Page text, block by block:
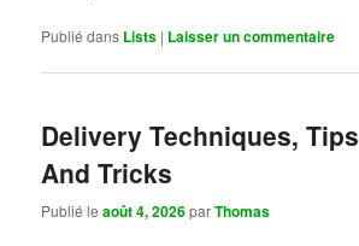
Publié dans Lists | Laisser un commentaire
Delivery Techniques, Tips
And Tricks
Publié leaoût 4, 2026parThomas